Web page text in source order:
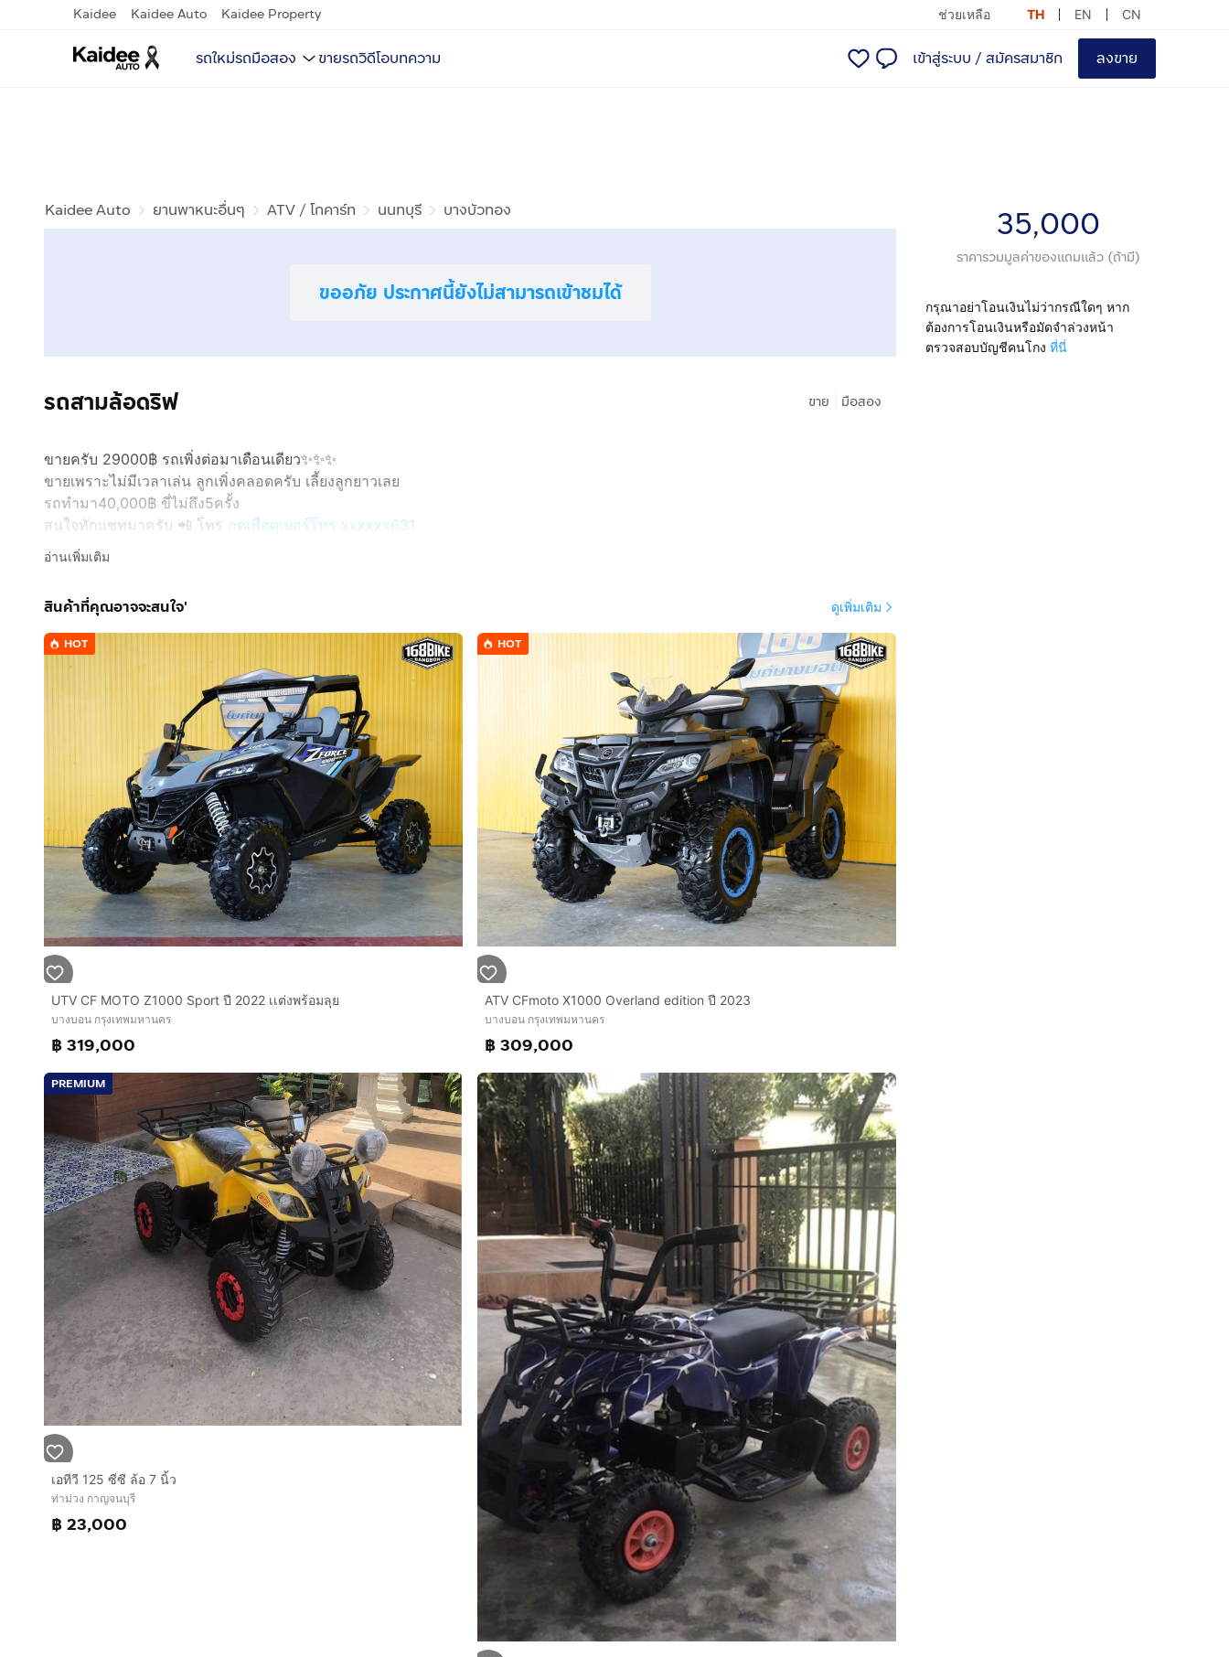
Kaidee Kaidee Auto Kaidee Property ช่วยเหลือ TH EN CN
รถใหม่รถมือสอง ขายรถวิดีโอบทความ เข้าสู่ระบบ / สมัครสมาชิก ลงขาย
Kaidee Auto ยานพาหนะอื่นๆ ATV / โกคาร์ท นนทบุรี บางบัวทอง
ขออภัย ประกาศนี้ยังไม่สามารถเข้าชมได้
ขาย มือสอง
รถสามล้อดริฟ
ขายครับ 29000฿ รถเพิ่งต่อมาเดือนเดียว✨✨✨
ขายเพราะไม่มีเวลาเล่น ลูกเพิ่งคลอดครับ เลี้ยงลูกยาวเลย
รถทำมา40,000฿ ขี่ไม่ถึง5ครั้ง
สนใจทักแชทมาครับ 📲 โทร กดเพื่อดูเบอร์โทร xxxxxx631
#รถอยู่บางบัวทอง #นนทบุรี
อ่านเพิ่มเติม
35,000
ราคารวมมูลค่าของแถมแล้ว (ถ้ามี)
กรุณาอย่าโอนเงินไม่ว่ากรณีใดๆ หาก
ต้องการโอนเงินหรือมัดจำล่วงหน้า
ตรวจสอบบัญชีคนโกง ที่นี่
สินค้าที่คุณอาจจะสนใจ' ดูเพิ่มเติม
HOT
UTV CF MOTO Z1000 Sport ปี 2022 เเต่งพร้อมลุย
บางบอน กรุงเทพมหานคร
฿ 319,000
HOT
ATV CFmoto X1000 Overland edition ปี 2023
บางบอน กรุงเทพมหานคร
฿ 309,000
PREMIUM
เอทีวี 125 ซีซี ล้อ 7 นิ้ว
ท่าม่วง กาญจนบุรี
฿ 23,000